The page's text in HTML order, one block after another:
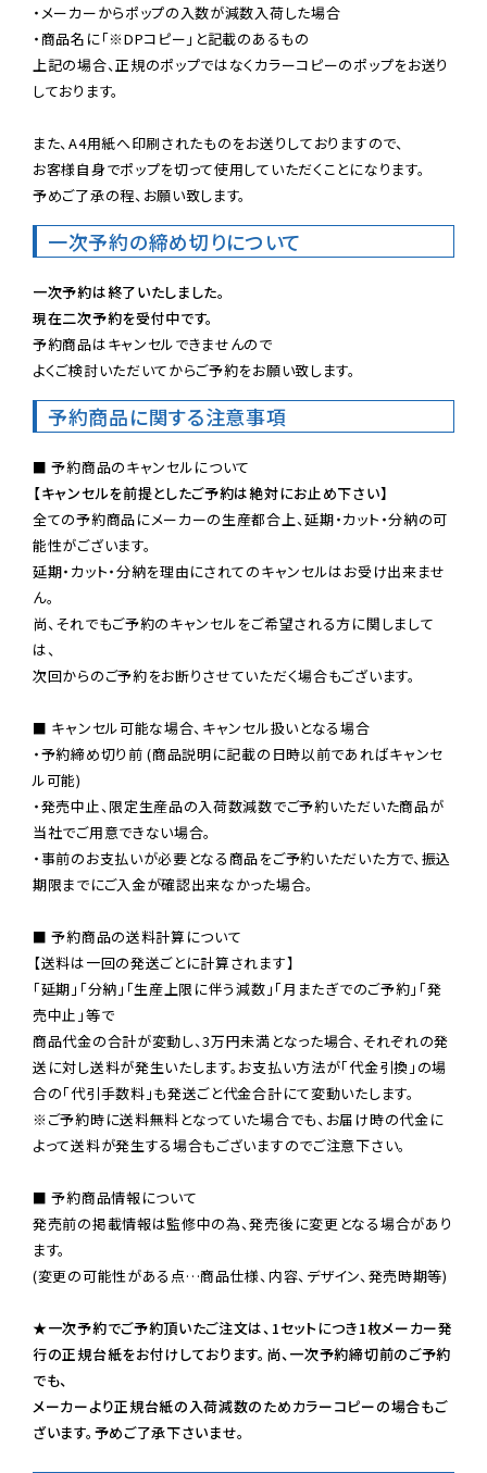
・メーカーからポップの入数が減数入荷した場合
・商品名に「※DPコピー」と記載のあるもの
上記の場合、正規のポップではなくカラーコピーのポップをお送り
しております。
また、A4用紙へ印刷されたものをお送りしておりますので、
お客様自身でポップを切って使用していただくことになります。
予めご了承の程、お願い致します。
一次予約の締め切りについて
一次予約は終了いたしました。
現在二次予約を受付中です。
予約商品はキャンセルできませんので
よくご検討いただいてからご予約をお願い致します。
予約商品に関する注意事項
【キャンセルを前提としたご予約は絶対にお止め下さい】
全ての予約商品にメーカーの生産都合上、延期・カット・分納の可
能性がございます。
延期・カット・分納を理由にされてのキャンセルはお受け出来ませ
ん。
尚、それでもご予約のキャンセルをご希望される方に関しまして
は、
次回からのご予約をお断りさせていただく場合もございます。
■ キャンセル可能な場合、キャンセル扱いとなる場合
・予約締め切り前 (商品説明に記載の日時以前であればキャンセ
ル可能)
・発売中止、限定生産品の入荷数減数でご予約いただいた商品が
当社でご用意できない場合。
・事前のお支払いが必要となる商品をご予約いただいた方で、振込
期限までにご入金が確認出来なかった場合。
■ 予約商品の送料計算について
【送料は一回の発送ごとに計算されます】
「延期」「分納」「生産上限に伴う減数」「月またぎでのご予約」「発
売中止」等で
商品代金の合計が変動し、3万円未満となった場合、それぞれの発
送に対し送料が発生いたします。お支払い方法が「代金引換」の場
※ご予約時に送料無料となっていた場合でも、お届け時の代金に
よって送料が発生する場合もございますのでご注意下さい。
■ 予約商品情報について
発売前の掲載情報は監修中の為、発売後に変更となる場合があり
ます。
(変更の可能性がある点…商品仕様、内容、デザイン、発売時期等)
★一次予約でご予約頂いたご注文は、1セットにつき1枚メーカー発
行の正規台紙をお付けしております。尚、一次予約締切前のご予約
でも、
メーカーより正規台紙の入荷減数のためカラーコピーの場合もご
ざいます。予めご了承下さいませ。